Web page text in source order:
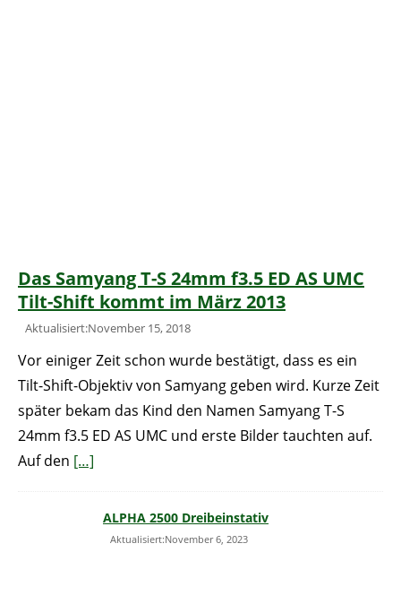
Das Samyang T-S 24mm f3.5 ED AS UMC
Tilt-Shift kommt im März 2013
Aktualisiert:November 15, 2018
Vor einiger Zeit schon wurde bestätigt, dass es ein
Tilt-Shift-Objektiv von Samyang geben wird. Kurze Zeit
später bekam das Kind den Namen Samyang T-S
24mm f3.5 ED AS UMC und erste Bilder tauchten auf.
Auf den […]
ALPHA 2500 Dreibeinstativ
Aktualisiert:November 6, 2023